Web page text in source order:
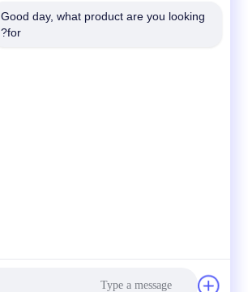
Good day, what product are you looking
for?